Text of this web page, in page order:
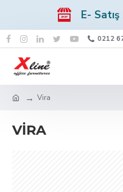
E- Satış
0212
Vira
VIRA